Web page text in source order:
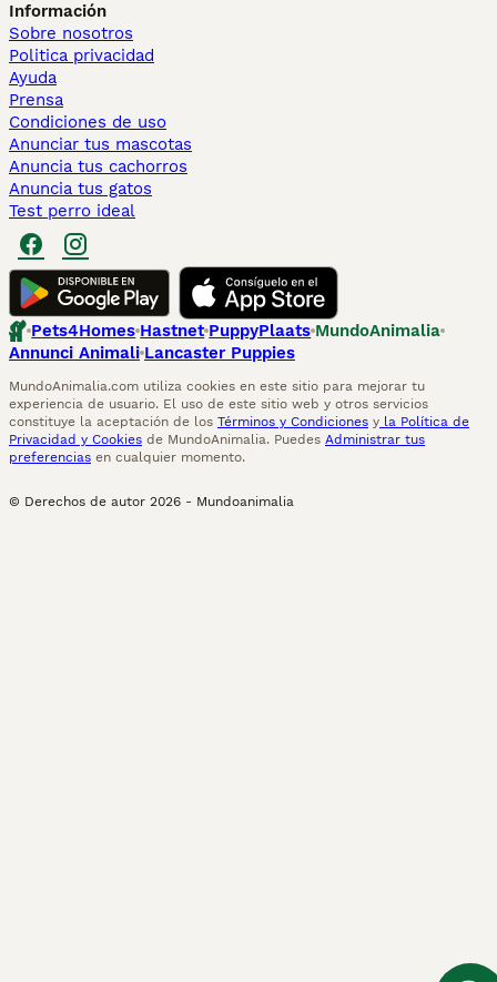
Información
Sobre nosotros
Politica privacidad
Ayuda
Prensa
Condiciones de uso
Anunciar tus mascotas
Anuncia tus cachorros
Anuncia tus gatos
Test perro ideal
Pets4Homes Hastnet PuppyPlaats MundoAnimalia
Annunci Animali Lancaster Puppies
MundoAnimalia.com utiliza cookies en este sitio para mejorar tu
experiencia de usuario. El uso de este sitio web y otros servicios
constituye la aceptación de los Términos y Condiciones y la Política de
Privacidad y Cookies de MundoAnimalia. Puedes Administrar tus
preferencias en cualquier momento.
© Derechos de autor 2026 - Mundoanimalia